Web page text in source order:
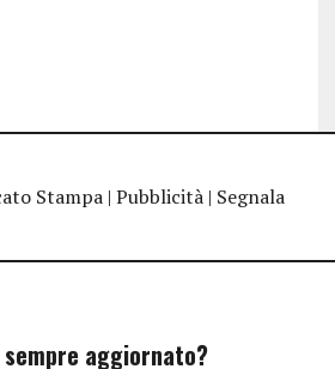
Stampa| Pubblicità| Segnala
aggiornato?